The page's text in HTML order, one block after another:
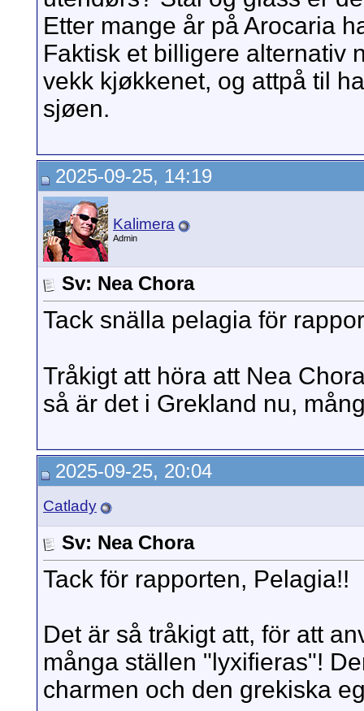
Etter mange år på Arocaria
Faktisk et billigere alternativ
vekk kjøkkenet, og attpå til
sjøen.
2025-09-25, 14:19
Kalimera
Admin
Sv: Nea Chora
Tack snälla pelagia för
Tråkigt att höra att Nea
så är det i Grekland nu,
2025-09-25, 20:04
Catlady
Sv: Nea Chora
Tack för rapporten, Pelagia!!
Det är så tråkigt att, för att
många ställen "lyxifieras"!
charmen och den grekiska